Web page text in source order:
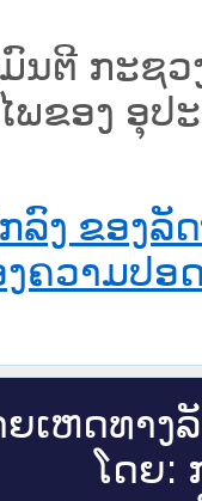
ນຕີ ກະຊວ
ຂອງ ອຸປ
ລົງ ຂອງລັ
ຄວາມປອ
ເຫດ​ທາງ​
ໂດຍ: